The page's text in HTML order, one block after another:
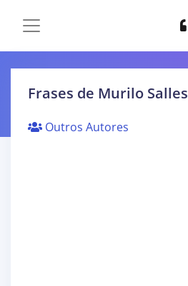
Frases de Murilo Salles
Outros Autores